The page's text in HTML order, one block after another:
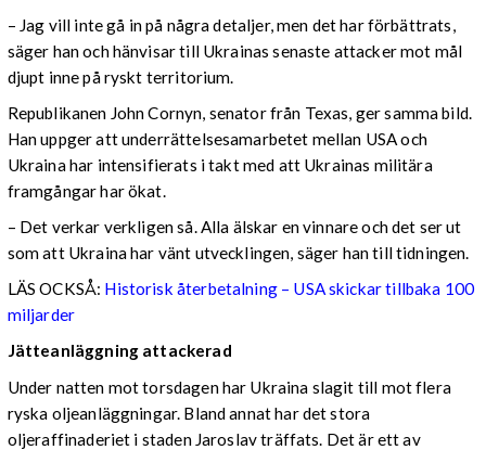
– Jag vill inte gå in på några detaljer, men det har förbättrats,
säger han och hänvisar till Ukrainas senaste attacker mot mål
djupt inne på ryskt territorium.
Republikanen John Cornyn, senator från Texas, ger samma bild.
Han uppger att underrättelsesamarbetet mellan USA och
Ukraina har intensifierats i takt med att Ukrainas militära
framgångar har ökat.
– Det verkar verkligen så. Alla älskar en vinnare och det ser ut
som att Ukraina har vänt utvecklingen, säger han till tidningen.
LÄS OCKSÅ: Historisk återbetalning – USA skickar tillbaka 100
miljarder
Jätteanläggning attackerad
Under natten mot torsdagen har Ukraina slagit till mot flera
ryska oljeanläggningar. Bland annat har det stora
oljeraffinaderiet i staden Jaroslav träffats. Det är ett av